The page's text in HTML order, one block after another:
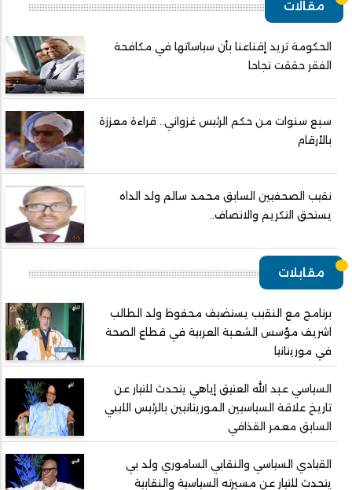
مقالات
الحكومة تريد إقناعنا بأن سياساتها في مكافحة
الفقر حققت نجاحا
سبع سنوات من حكم الرئيس غزواني.. قراءة معززة
بالأرقام
نقيب الصحفيين السابق محمد سالم ولد الداه
يستحق التكريم والانصاف..
مقابلات
برنامج مع النقيب يستضيف محفوظ ولد الطالب
اشريف مؤسس الشعبة العربية في قطاع الصحة
في موريتانيا
السياسي عبد الله العتيق إياهي يتحدث للتيار عن
تاريخ علاقة السياسيين الموريتانيين بالرئيس الليبي
السابق معمر القذافي
القيادي السياسي والنقابي الساموري ولد بي
يتحدث للتيار عن مسيرته السياسية والنقابية